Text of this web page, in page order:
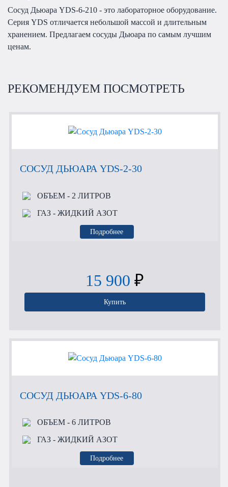
Сосуд Дьюара YDS-6-210 - это лабораторное оборудование.
Серия YDS отличается небольшой массой и длительным
хранением. Предлагаем сосуды Дьюара по самым лучшим
ценам.
РЕКОМЕНДУЕМ ПОСМОТРЕТЬ
СОСУД ДЬЮАРА YDS-2-30
ОБЪЕМ- 2 ЛИТРОВ
ГАЗ- ЖИДКИЙ АЗОТ
Подробнее
15 900 ₽
Купить
СОСУД ДЬЮАРА YDS-6-80
ОБЪЕМ- 6 ЛИТРОВ
ГАЗ- ЖИДКИЙ АЗОТ
Подробнее